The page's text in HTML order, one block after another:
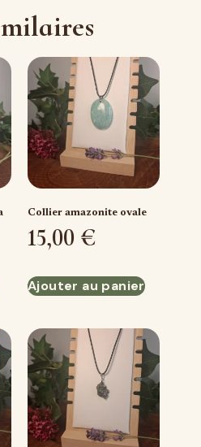
Collier amazonite ovale
15,00 €
Ajouter au panier